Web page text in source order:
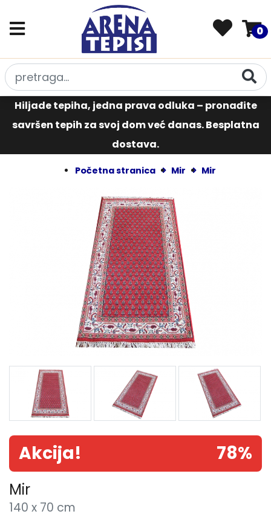
0
Hiljade tepiha, jedna prava odluka – pronađite
savršen tepih za svoj dom već danas. Besplatna
dostava.
Početna stranica Mir Mir
Akcija! 78%
Mir
140 x 70 cm